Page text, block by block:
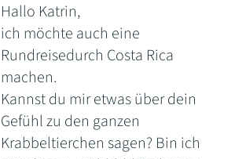
Hallo Katrin,
ich möchte auch eine
Rundreisedurch Costa Rica
machen.
Kannst du mir etwas über dein
Gefühl zu den ganzen
Krabbeltierchen sagen? Bin ich